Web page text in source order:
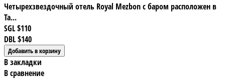
Четырехзвездочный отель Royal Mezbon с баром расположен в
Та...
SGL$110
DBL$140
В закладки
В сравнение